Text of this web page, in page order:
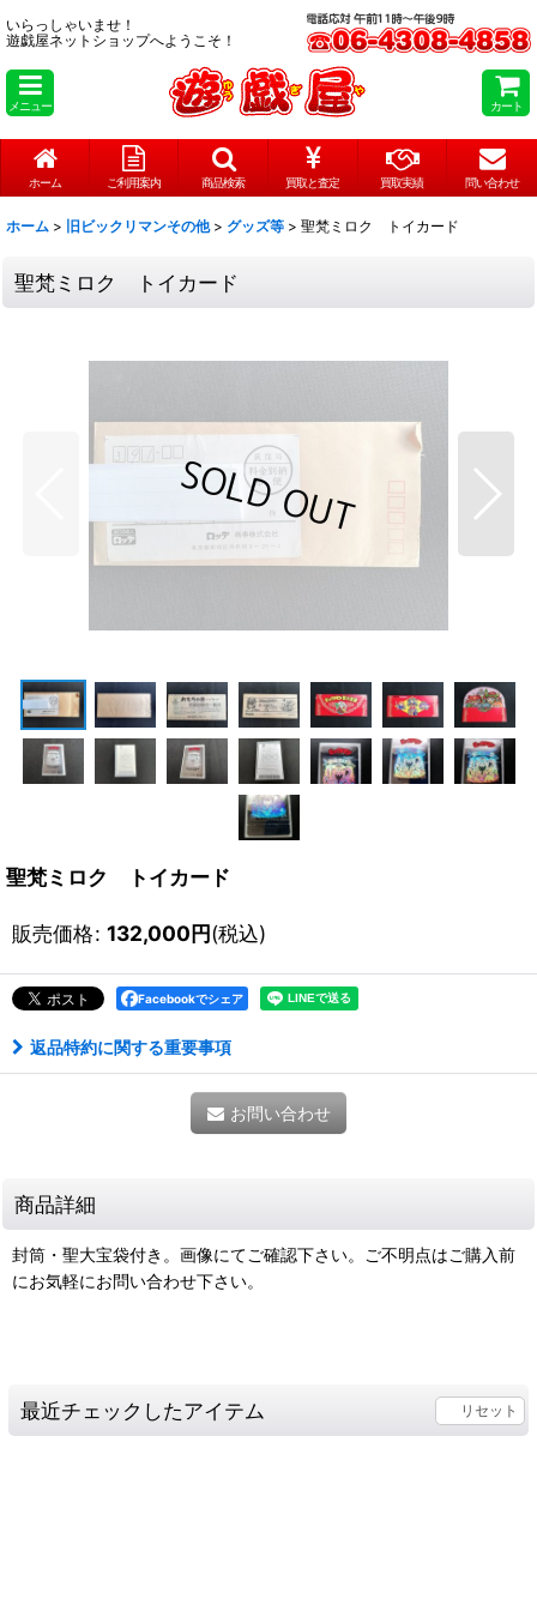
いらっしゃいませ！
遊戯屋ネットショップへようこそ！
メニュー カート
ホーム ご利用案内 商品検索 買取と査定 買取実績 問い合わせ
ホーム > 旧ビックリマンその他 > グッズ等 > 聖梵ミロク トイカード
聖梵ミロク トイカード
聖梵ミロク トイカード
販売価格: 132,000円(税込)
Facebookでシェア
返品特約に関する重要事項
お問い合わせ
商品詳細
封筒・聖大宝袋付き。画像にてご確認下さい。ご不明点はご購入前
にお気軽にお問い合わせ下さい。
最近チェックしたアイテム リセット